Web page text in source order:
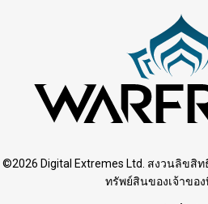
©2026 Digital Extremes Ltd. สงวนลิขสิ
ทรัพย์สินของเจ้าของ